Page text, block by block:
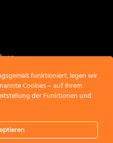
funktioniert, legen wir
Cookies – auf Ihrem
der Funktionen und